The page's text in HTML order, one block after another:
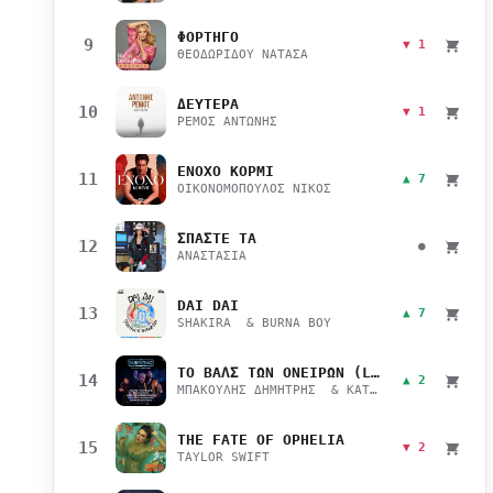
9 ΦΟΡΤΗΓΟ
ΘΕΟΔΩΡΙΔΟΥ ΝΑΤΑΣΑ
▼ 1
10 ΔΕΥΤΕΡΑ
ΡΕΜΟΣ ΑΝΤΩΝΗΣ
▼ 1
11 ΕΝΟΧΟ ΚΟΡΜΙ
ΟΙΚΟΝΟΜΟΠΟΥΛΟΣ ΝΙΚΟΣ
▲ 7
12 ΣΠΑΣΤΕ ΤΑ
ΑΝΑΣΤΑΣΙΑ
●
13 DAI DAI
SHAKIRA & BURNA BOY
▲ 7
14 ΤΟ ΒΑΛΣ ΤΩΝ ΟΝΕΙΡΩΝ (LIVE)
ΜΠΑΚΟΥΛΗΣ ΔΗΜΗΤΡΗΣ & ΚΑΤΣΙΜΙΧΑ ΜΑΡΙΑΝΑ
▲ 2
15 THE FATE OF OPHELIA
TAYLOR SWIFT
▼ 2